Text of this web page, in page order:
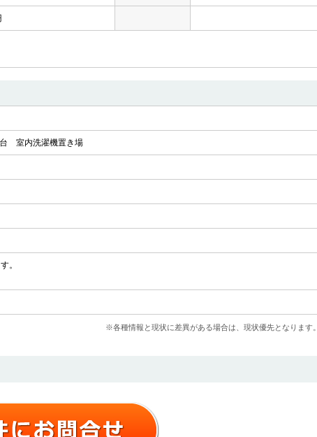
室内洗濯機置き場
。
※各種情報と現状に差異がある場合は、現状優先となります。